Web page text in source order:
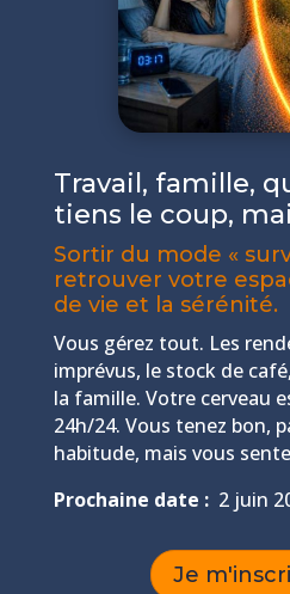
Travail, famille,
tiens le coup,
Sortir du mode «
retrouver votre
de vie et la sérénité.
Vous gérez tout. Les
imprévus, le stock de
la famille. Votre cerveau
24h/24. Vous tenez bon,
habitude, mais vous
Prochaine date :2 juin
Je